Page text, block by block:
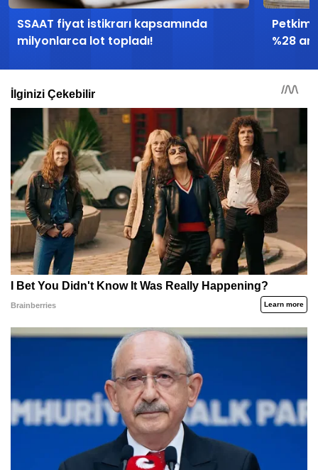
SSAAT fiyat istikrarı kapsamında
milyonlarca lot topladı!
Petkim
%28